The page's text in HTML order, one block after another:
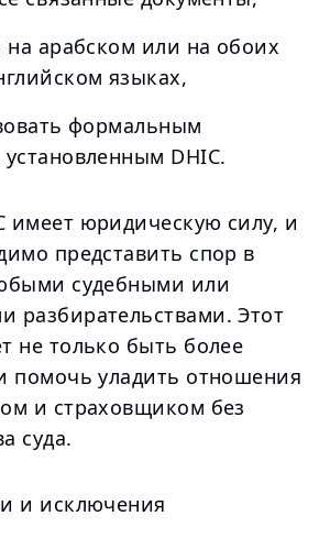
на арабском или на обоих
языках,
формальным
DHIC.
имеет юридическую силу, и
представить спор в
судебными или
разбирательствами. Этот
не только быть более
помочь уладить отношения
и страховщиком без
суда.
и исключения